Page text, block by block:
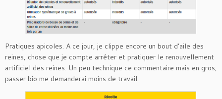
Pratiques apicoles. A ce jour, je clippe encore un bout d’aile des
reines, chose que je compte arrêter et pratiquer le renouvellement
artificiel des reines. Un peu technique ce commentaire mais en gros,
passer bio me demanderai moins de travail.